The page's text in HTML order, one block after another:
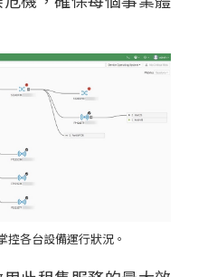
控各台設備運行狀況 。